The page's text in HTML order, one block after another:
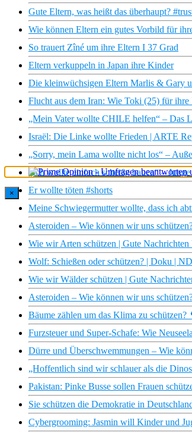
Gute Eltern, was heißt das überhaupt?
Wie können Eltern ein gutes Vorbild für
So trauert Zîné um ihre Eltern I 37 Grad
Eltern verkuppeln in Japan ihre Kinder
Die kleinwüchsigen Eltern Marlis & Gary
Flucht aus dem Iran: Wie Toki (25) für
„Mein Vater wollte CHILE helfen“ – Das
Israël: Die Linke wollte Frieden | ARTE
„Sorry, mein Lama wollte nicht los“ –
„Ich wollte einfach scheiße bauen“ –
Er wollte töten #shorts
Meine Schwiegermutter wollte, dass ich
Asteroiden – Wie können wir uns
Wie wir Arten schützen | Gute
Wolf: Schießen oder schützen? | Doku |
Wie wir Wälder schützen | Gute
Asteroiden – Wie können wir uns
Bäume zählen um das Klima zu schützen?
Furzsteuer und Super-Schafe: Wie
Dürre und Überschwemmungen – Wie
„Hoffentlich sind wir schlauer als die
Pakistan: Pinke Busse sollen Frauen
Sie schützen die Demokratie in
Cybergrooming: Jasmin will Kinder und
×